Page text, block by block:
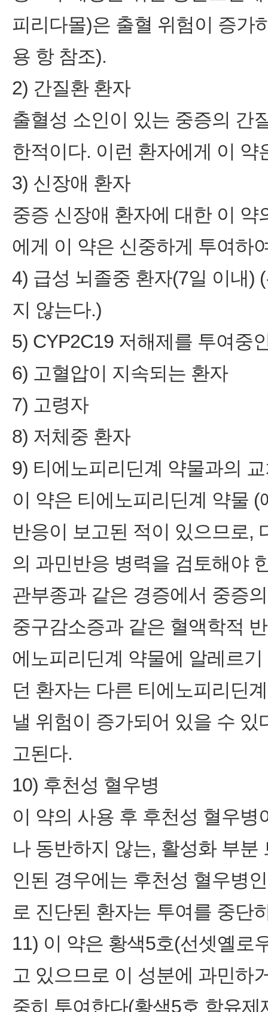
피리다몰)은 출혈 위험이 증가
용 항 참조).
2) 간질환 환자
출혈성 소인이 있는 중증의 간
한적이다. 이런 환자에게 이
3) 신장애 환자
중증 신장애 환자에 대한 이
에게 이 약은 신중하게 투여하
4) 급성 뇌졸중 환자(7일 이내)
지 않는다.)
5) CYP2C19 저해제를 투여중
6) 고혈압이 지속되는 환자
7) 고령자
8) 저체중 환자
9) 티에노피리딘계 약물과의
이 약은 티에노피리딘계 약물
반응이 보고된 적이 있으므로,
의 과민반응 병력을 검토해야
관부종과 같은 경증에서 중증
중구감소증과 같은 혈액학적
에노피리딘계 약물에 알레르
던 환자는 다른 티에노피리딘
낼 위험이 증가되어 있을 수
고된다.
10) 후천성 혈우병
이 약의 사용 후 후천성 혈우
나 동반하지 않는, 활성화 부
인된 경우에는 후천성 혈우병
로 진단된 환자는 투여를 중단
11) 이 약은 황색5호(선셋옐로
고 있으므로 이 성분에 과민하
중히 투여한다(황색5호 함유제